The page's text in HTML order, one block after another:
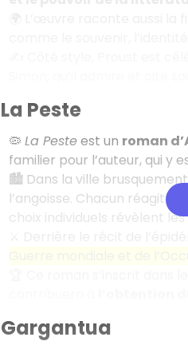
La Peste
🦠 La Pesteest un roman
familier pour l’auteur, qui y
🏙️ Dans la ville
l’angoisse. Chacun réagit
choix individuels révèlent
Gargantua